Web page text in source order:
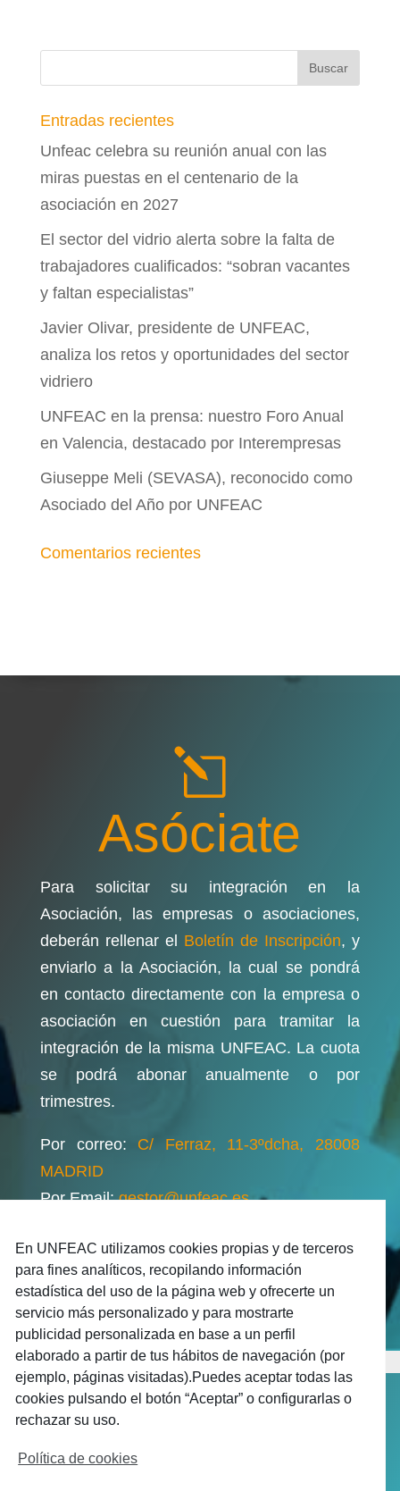
En UNFEAC utilizamos cookies propias y de terceros
para fines analíticos, recopilando información
estadística del uso de la página web y ofrecerte un
servicio más personalizado y para mostrarte
publicidad personalizada en base a un perfil
elaborado a partir de tus hábitos de navegación (por
ejemplo, páginas visitadas).Puedes aceptar todas las
cookies pulsando el botón “Aceptar” o configurarlas o
rechazar su uso.
Política de cookies
Entradas recientes
Unfeac celebra su reunión anual con las
miras puestas en el centenario de la
asociación en 2027
El sector del vidrio alerta sobre la falta de
trabajadores cualificados: “sobran vacantes
y faltan especialistas”
Javier Olivar, presidente de UNFEAC,
analiza los retos y oportunidades del sector
vidriero
UNFEAC en la prensa: nuestro Foro Anual
en Valencia, destacado por Interempresas
Giuseppe Meli (SEVASA), reconocido como
Asociado del Año por UNFEAC
Comentarios recientes
l
Asóciate
Para solicitar su integración en la
Asociación, las empresas o asociaciones,
deberán rellenar el Boletín de Inscripción, y
enviarlo a la Asociación, la cual se pondrá
en contacto directamente con la empresa o
asociación en cuestión para tramitar la
integración de la misma UNFEAC. La cuota
se podrá abonar anualmente o por
trimestres.
Por correo: C/ Ferraz, 11-3ºdcha, 28008
MADRID
Por Email:gestor@unfeac.es